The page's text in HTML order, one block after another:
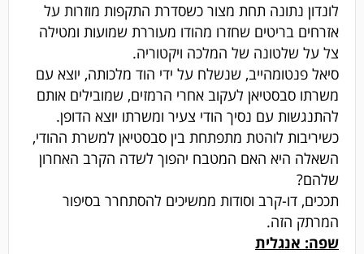
לונדון נתונה תחת מצור כשסדרת התקפות מוזרות על
אזרחים בריטים שחזרו מהודו מעוררת שמועות ומטילה
צל על שלטונה של המלכה ויקטוריה.
סיאל פנטומהייב, שנשלח על ידי הוד מלכותה, יוצא עם
משרתו סבסטיאן לעקוב אחרי הרמזים, שמובילים אותם
להתנגשות עם נסיך הודי צעיר ומשרתו יוצא הדופן.
כשיריבות לוהטת מתפתחת בין סבסטיאן למשרת ההודי,
השאלה היא האם המטבח יהפוך לשדה הקרב האחרון
שלהם?
תככים, דו-קרב וסודות ממשיכים להסתחרר בסיפור
המרתק הזה.
שפה: אנגלית